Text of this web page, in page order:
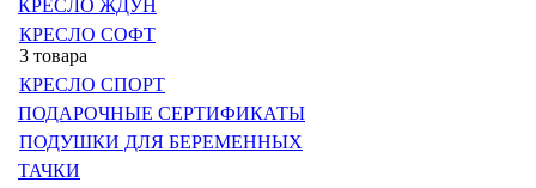
КРЕСЛО ЖДУН
КРЕСЛО СОФТ
3 товара
КРЕСЛО СПОРТ
ПОДАРОЧНЫЕ СЕРТИФИКАТЫ
ПОДУШКИ ДЛЯ БЕРЕМЕННЫХ
ТАЧКИ